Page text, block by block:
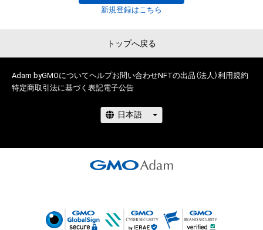
・本アイテムに関する創作物の利用については、公序良俗や法令
このアイテムに関するお問い合わせ先
株式会社シスト
inouemasahiro.staff@gmail.com
そのために、アユカは様々な試練に立ち向かって行く。
ジサリスは敵なのか味方なのか？
様々な世界を転々とするアユカにジサリスから告げられる衝撃
アユカよ、涙を振り払い、運命に抗え！
新規登録はこちら
トップへ戻る
Adam byGMOについてヘルプお問い合わせNFTの出品（法人）利用規約
特定商取引法に基づく表記電子公告